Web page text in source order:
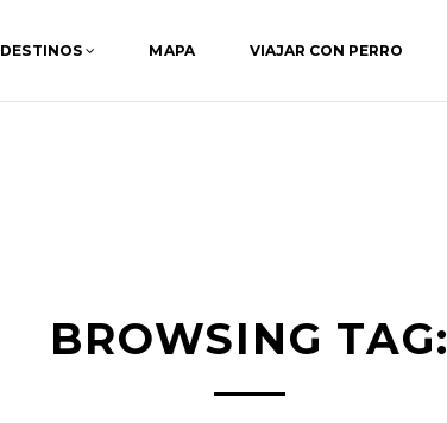
DESTINOS MAPA VIAJAR CON PERRO
BROWSING TAG: